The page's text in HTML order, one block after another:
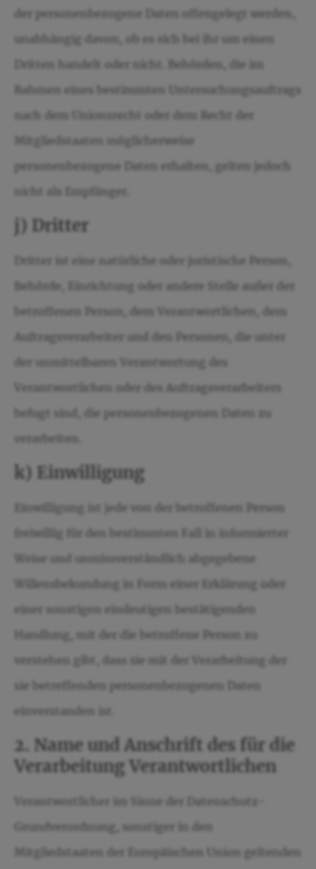
der personenbezogene Daten offengelegt werden,
unabhängig davon, ob es sich bei ihr um einen
Dritten handelt oder nicht. Behörden, die im
Rahmen eines bestimmten Untersuchungsauftrags
nach dem Unionsrecht oder dem Recht der
Mitgliedstaaten möglicherweise
personenbezogene Daten erhalten, gelten jedoch
nicht als Empfänger.
j) Dritter
Dritter ist eine natürliche oder juristische Person,
Behörde, Einrichtung oder andere Stelle außer der
betroffenen Person, dem Verantwortlichen, dem
Auftragsverarbeiter und den Personen, die unter
der unmittelbaren Verantwortung des
Verantwortlichen oder des Auftragsverarbeiters
befugt sind, die personenbezogenen Daten zu
verarbeiten.
k) Einwilligung
Einwilligung ist jede von der betroffenen Person
freiwillig für den bestimmten Fall in informierter
Weise und unmissverständlich abgegebene
Willensbekundung in Form einer Erklärung oder
einer sonstigen eindeutigen bestätigenden
Handlung, mit der die betroffene Person zu
verstehen gibt, dass sie mit der Verarbeitung der
sie betreffenden personenbezogenen Daten
einverstanden ist.
2. Name und Anschrift des für die
Verarbeitung Verantwortlichen
Verantwortlicher im Sinne der Datenschutz-
Grundverordnung, sonstiger in den
Mitgliedstaaten der Europäischen Union geltenden